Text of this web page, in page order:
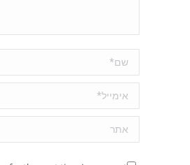
שם *
אימייל *
אתר